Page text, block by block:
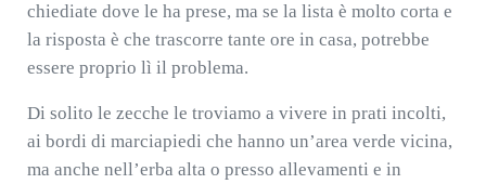
chiediate dove le ha prese, ma se la lista è molto corta e
la risposta è che trascorre tante ore in casa, potrebbe
essere proprio lì il problema.
Di solito le zecche le troviamo a vivere in prati incolti,
ai bordi di marciapiedi che hanno un’area verde vicina,
ma anche nell’erba alta o presso allevamenti e in